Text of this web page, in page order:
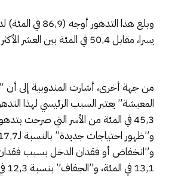
وبلغ هذا التدهور
يسرا، مقابل 50,4 في المئة بين العشر الأكثر يسرا.
من جهة أخرى، أشارت المندوبية إلى أن
المعيشة” يعتبر السبب الرئيسي لهذا
45,3 في المئة من الأسر التي صرحت
و”انخفاض أو فقدان الدخل بسبب
13,1 في المئة، و”الجفاف” بنسبة 12,3 في المئة.